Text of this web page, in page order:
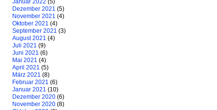
Januar 2022 (5)
Dezember 2021 (5)
November 2021 (4)
Oktober 2021 (4)
September 2021 (3)
August 2021 (4)
Juli 2021 (9)
Juni 2021 (6)
Mai 2021 (4)
April 2021 (5)
März 2021 (8)
Februar 2021 (6)
Januar 2021 (10)
Dezember 2020 (6)
November 2020 (8)